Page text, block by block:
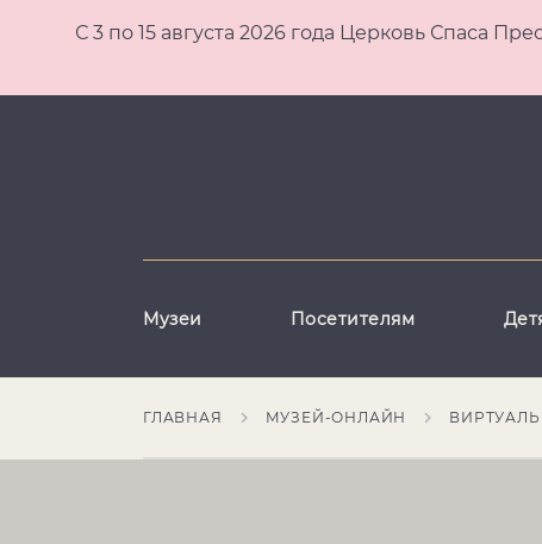
С 3 по 15 августа 2026 года Церковь Спаса
Музеи Посетителям
ГЛАВНАЯ МУЗЕЙ-ОНЛАЙН